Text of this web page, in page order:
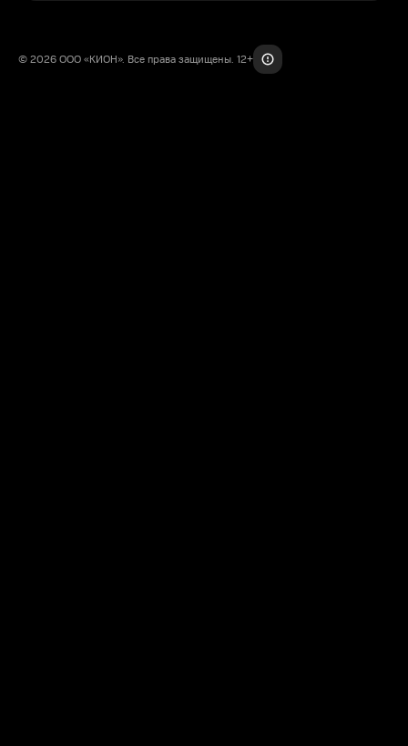
© 2026 ООО «КИОН». Все права защищены. 12+